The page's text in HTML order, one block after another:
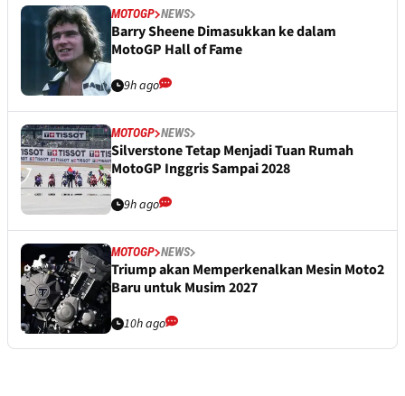
MOTOGP NEWS
Barry Sheene Dimasukkan ke dalam
MotoGP Hall of Fame
9h ago
MOTOGP NEWS
Silverstone Tetap Menjadi Tuan Rumah
MotoGP Inggris Sampai 2028
9h ago
MOTOGP NEWS
Triump akan Memperkenalkan Mesin Moto2
Baru untuk Musim 2027
10h ago